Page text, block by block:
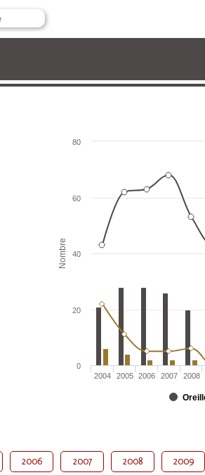
Nombre
2004 2005 2006 2007 2008
0
20
40
60
80
2006 2007 2008 2009